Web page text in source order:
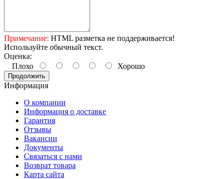
Примечание: HTML разметка не поддерживается!
Используйте обычный текст.
Оценка:
Плохо
Хорошо
Продолжить
Информация
О компании
Информация о доставке
Гарантия
Отзывы
Вакансии
Документы
Связаться с нами
Возврат товара
Карта сайта